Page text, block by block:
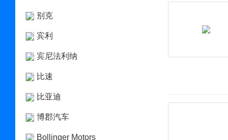
别克
宾利
宾尼法利纳
比速
比亚迪
博郡汽车
Bollinger Motors